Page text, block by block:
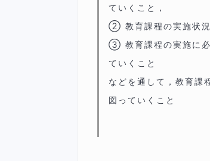
ていくこと，
② 教育課程の実施状況
③ 教育課程の実施に必
ていくこと
などを通して，教育課
図っていくこと